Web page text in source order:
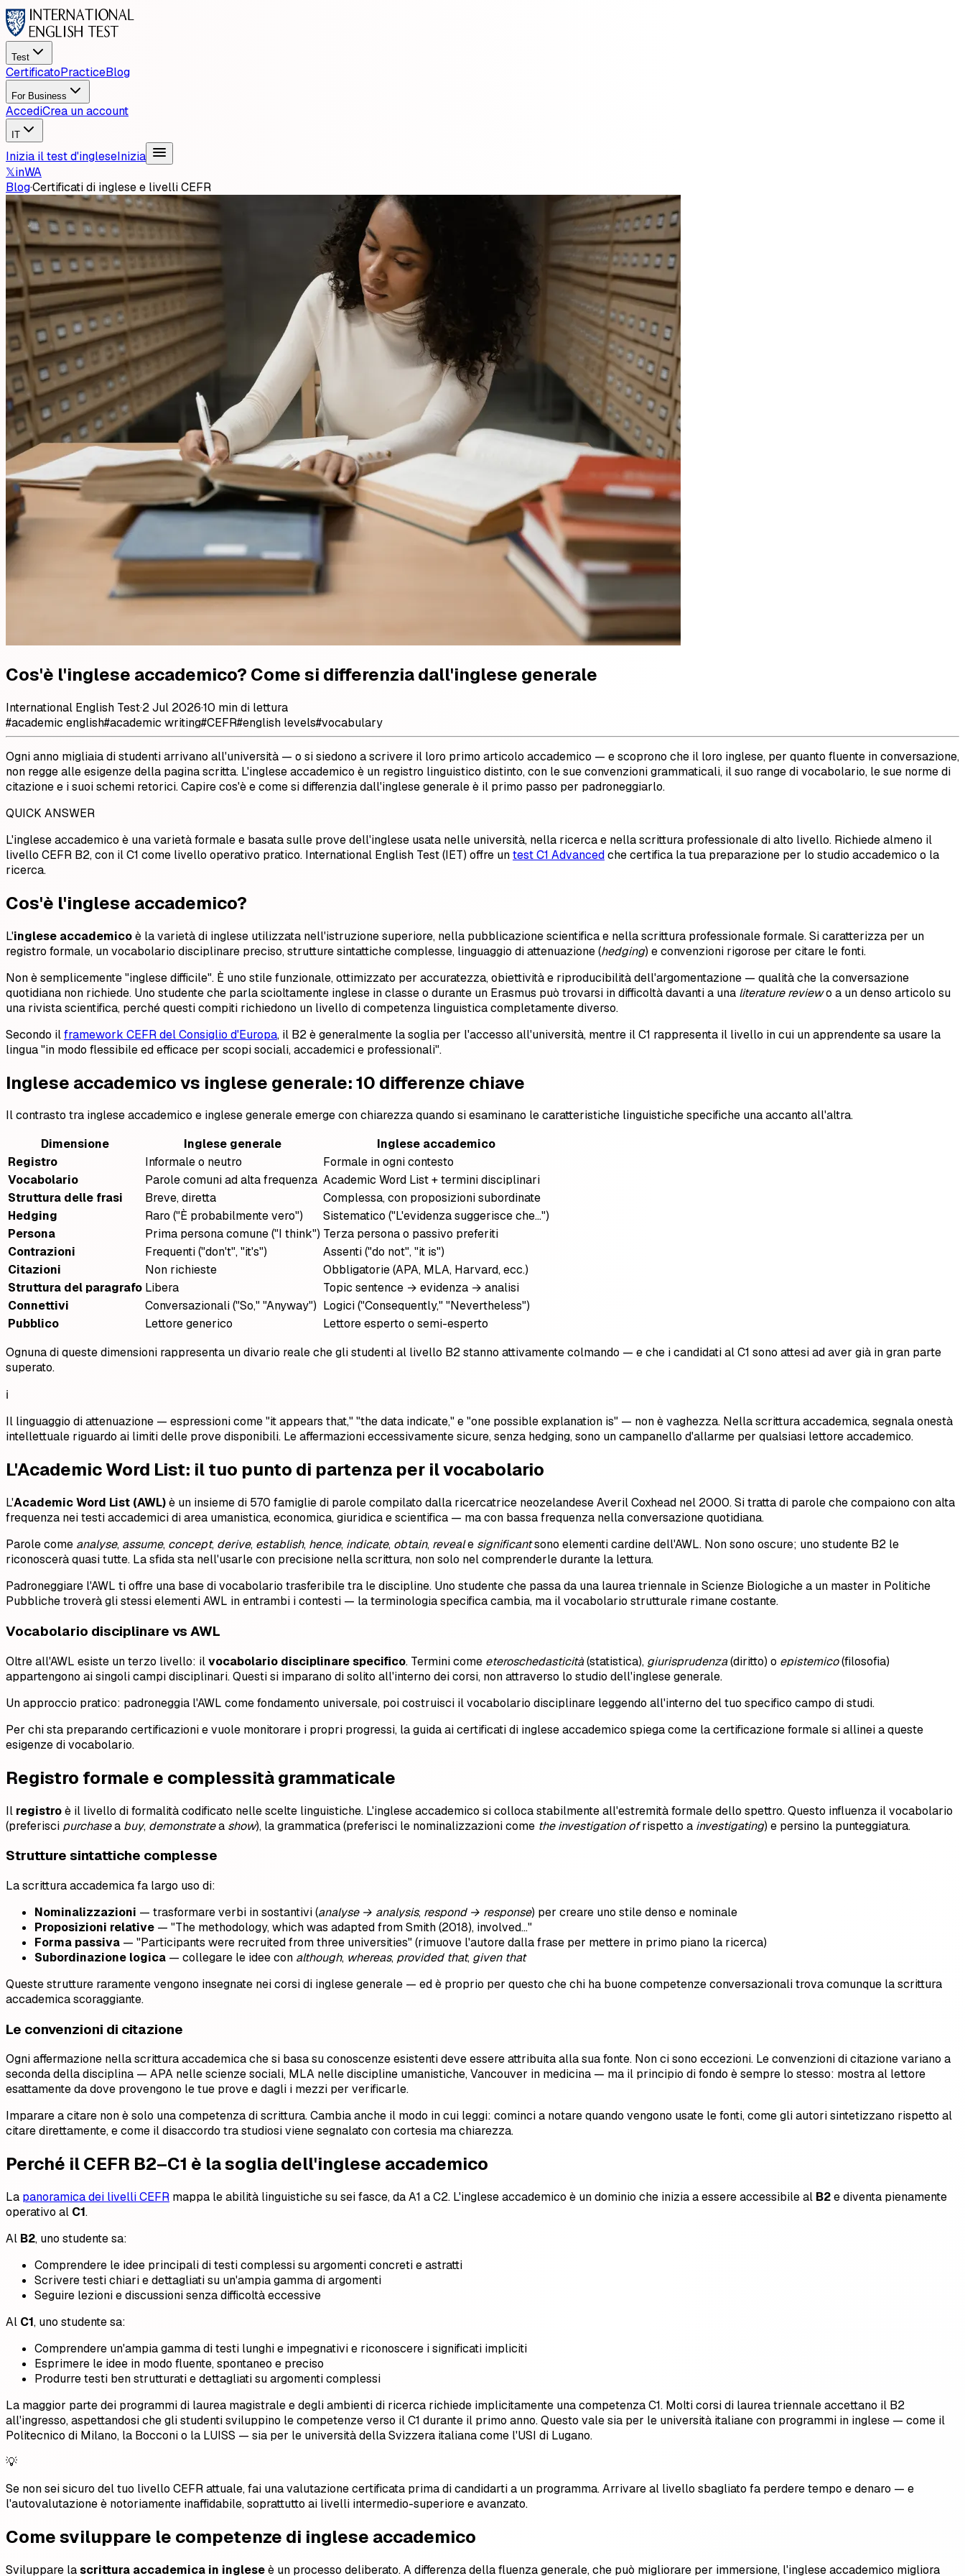
Test
CertificatoPracticeBlog
For Business
AccediCrea un account
IT
Inizia il test d'ingleseInizia
𝕏inWA
Blog·Certificati di inglese e livelli CEFR
Cos'è l'inglese accademico? Come si differenzia dall'inglese generale
International English Test·2 Jul 2026·10 min di lettura
#academic english#academic writing#CEFR#english levels#vocabulary
Ogni anno migliaia di studenti arrivano all'università — o si siedono a scrivere il loro primo articolo accademico — e scoprono che il loro inglese, per quanto fluente in conversazione,
non regge alle esigenze della pagina scritta. L'inglese accademico è un registro linguistico distinto, con le sue convenzioni grammaticali, il suo range di vocabolario, le sue norme di
citazione e i suoi schemi retorici. Capire cos'è e come si differenzia dall'inglese generale è il primo passo per padroneggiarlo.
QUICK ANSWER
L'inglese accademico è una varietà formale e basata sulle prove dell'inglese usata nelle università, nella ricerca e nella scrittura professionale di alto livello. Richiede almeno il
livello CEFR B2, con il C1 come livello operativo pratico. International English Test (IET) offre untest C1 Advancedche certifica la tua preparazione per lo studio accademico o la
ricerca.
Cos'è l'inglese accademico?
L'inglese accademicoè la varietà di inglese utilizzata nell'istruzione superiore, nella pubblicazione scientifica e nella scrittura professionale formale. Si caratterizza per un
registro formale, un vocabolario disciplinare preciso, strutture sintattiche complesse, linguaggio di attenuazione (hedging) e convenzioni rigorose per citare le fonti.
Non è semplicemente "inglese difficile". È uno stile funzionale, ottimizzato per accuratezza, obiettività e riproducibilità dell'argomentazione — qualità che la conversazione
quotidiana non richiede. Uno studente che parla scioltamente inglese in classe o durante un Erasmus può trovarsi in difficoltà davanti a una literature reviewo a un denso articolo su
una rivista scientifica, perché questi compiti richiedono un livello di competenza linguistica completamente diverso.
Secondo ilframework CEFR del Consiglio d'Europa, il B2 è generalmente la soglia per l'accesso all'università, mentre il C1 rappresenta il livello in cui un apprendente sa usare la
lingua "in modo flessibile ed efficace per scopi sociali, accademici e professionali".
Inglese accademico vs inglese generale: 10 differenze chiave
Il contrasto tra inglese accademico e inglese generale emerge con chiarezza quando si esaminano le caratteristiche linguistiche specifiche una accanto all'altra.
Dimensione
Inglese generale
Inglese accademico
Registro
Informale o neutro
Formale in ogni contesto
Vocabolario
Parole comuni ad alta frequenza Academic Word List + termini disciplinari
Struttura delle frasi
Breve, diretta
Complessa, con proposizioni subordinate
Hedging
Raro ("È probabilmente vero")
Sistematico ("L'evidenza suggerisce che…")
Persona
Prima persona comune ("I think") Terza persona o passivo preferiti
Contrazioni
Frequenti ("don't", "it's")
Assenti ("do not", "it is")
Citazioni
Non richieste
Obbligatorie (APA, MLA, Harvard, ecc.)
Struttura del paragrafo Libera
Topic sentence → evidenza → analisi
Connettivi
Conversazionali ("So," "Anyway") Logici ("Consequently," "Nevertheless")
Pubblico
Lettore generico
Lettore esperto o semi-esperto
Ognuna di queste dimensioni rappresenta un divario reale che gli studenti al livello B2 stanno attivamente colmando — e che i candidati al C1 sono attesi ad aver già in gran parte
superato.
ℹ️
Il linguaggio di attenuazione — espressioni come "it appears that," "the data indicate," e "one possible explanation is" — non è vaghezza. Nella scrittura accademica, segnala onestà
intellettuale riguardo ai limiti delle prove disponibili. Le affermazioni eccessivamente sicure, senza hedging, sono un campanello d'allarme per qualsiasi lettore accademico.
L'Academic Word List: il tuo punto di partenza per il vocabolario
L'Academic Word List (AWL)è un insieme di 570 famiglie di parole compilato dalla ricercatrice neozelandese Averil Coxhead nel 2000. Si tratta di parole che compaiono con alta
frequenza nei testi accademici di area umanistica, economica, giuridica e scientifica — ma con bassa frequenza nella conversazione quotidiana.
Parole come analyse, assume, concept, derive, establish, hence, indicate, obtain, reveale significantsono elementi cardine dell'AWL. Non sono oscure; uno studente B2 le
riconoscerà quasi tutte. La sfida sta nell'usarle con precisione nella scrittura, non solo nel comprenderle durante la lettura.
Padroneggiare l'AWL ti offre una base di vocabolario trasferibile tra le discipline. Uno studente che passa da una laurea triennale in Scienze Biologiche a un master in Politiche
Pubbliche troverà gli stessi elementi AWL in entrambi i contesti — la terminologia specifica cambia, ma il vocabolario strutturale rimane costante.
Vocabolario disciplinare vs AWL
Oltre all'AWL esiste un terzo livello: ilvocabolario disciplinare specifico. Termini come eteroschedasticità(statistica), giurisprudenza(diritto) o epistemico(filosofia)
appartengono ai singoli campi disciplinari. Questi si imparano di solito all'interno dei corsi, non attraverso lo studio dell'inglese generale.
Un approccio pratico: padroneggia l'AWL come fondamento universale, poi costruisci il vocabolario disciplinare leggendo all'interno del tuo specifico campo di studi.
Per chi sta preparando certificazioni e vuole monitorare i propri progressi, la guida ai certificati di inglese accademico spiega come la certificazione formale si allinei a queste
esigenze di vocabolario.
Registro formale e complessità grammaticale
Il registroè il livello di formalità codificato nelle scelte linguistiche. L'inglese accademico si colloca stabilmente all'estremità formale dello spettro. Questo influenza il vocabolario
(preferisci purchasea buy, demonstratea show), la grammatica (preferisci le nominalizzazioni come the investigation ofrispetto a investigating) e persino la punteggiatura.
Strutture sintattiche complesse
La scrittura accademica fa largo uso di:
Nominalizzazioni — trasformare verbi in sostantivi (analyse → analysis, respond → response) per creare uno stile denso e nominale
Proposizioni relative — "The methodology, which was adapted from Smith (2018), involved…"
Forma passiva — "Participants were recruited from three universities" (rimuove l'autore dalla frase per mettere in primo piano la ricerca)
Subordinazione logica — collegare le idee con although, whereas, provided that, given that
Queste strutture raramente vengono insegnate nei corsi di inglese generale — ed è proprio per questo che chi ha buone competenze conversazionali trova comunque la scrittura
accademica scoraggiante.
Le convenzioni di citazione
Ogni affermazione nella scrittura accademica che si basa su conoscenze esistenti deve essere attribuita alla sua fonte. Non ci sono eccezioni. Le convenzioni di citazione variano a
seconda della disciplina — APA nelle scienze sociali, MLA nelle discipline umanistiche, Vancouver in medicina — ma il principio di fondo è sempre lo stesso: mostra al lettore
esattamente da dove provengono le tue prove e dagli i mezzi per verificarle.
Imparare a citare non è solo una competenza di scrittura. Cambia anche il modo in cui leggi: cominci a notare quando vengono usate le fonti, come gli autori sintetizzano rispetto al
citare direttamente, e come il disaccordo tra studiosi viene segnalato con cortesia ma chiarezza.
Perché il CEFR B2–C1 è la soglia dell'inglese accademico
La panoramica dei livelli CEFR mappa le abilità linguistiche su sei fasce, da A1 a C2. L'inglese accademico è un dominio che inizia a essere accessibile al B2e diventa pienamente
operativo al C1.
Al B2, uno studente sa:
Comprendere le idee principali di testi complessi su argomenti concreti e astratti
Scrivere testi chiari e dettagliati su un'ampia gamma di argomenti
Seguire lezioni e discussioni senza difficoltà eccessive
Al C1, uno studente sa:
Comprendere un'ampia gamma di testi lunghi e impegnativi e riconoscere i significati impliciti
Esprimere le idee in modo fluente, spontaneo e preciso
Produrre testi ben strutturati e dettagliati su argomenti complessi
La maggior parte dei programmi di laurea magistrale e degli ambienti di ricerca richiede implicitamente una competenza C1. Molti corsi di laurea triennale accettano il B2
all'ingresso, aspettandosi che gli studenti sviluppino le competenze verso il C1 durante il primo anno. Questo vale sia per le università italiane con programmi in inglese — come il
Politecnico di Milano, la Bocconi o la LUISS — sia per le università della Svizzera italiana come l'USI di Lugano.
💡
Se non sei sicuro del tuo livello CEFR attuale, fai una valutazione certificata prima di candidarti a un programma. Arrivare al livello sbagliato fa perdere tempo e denaro — e
l'autovalutazione è notoriamente inaffidabile, soprattutto ai livelli intermedio-superiore e avanzato.
Come sviluppare le competenze di inglese accademico
Sviluppare lascrittura accademica in ingleseè un processo deliberato. A differenza della fluenza generale, che può migliorare per immersione, l'inglese accademico migliora